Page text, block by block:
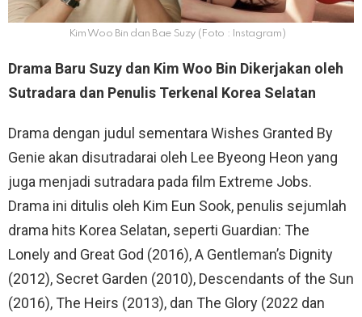
Kim Woo Bin dan Bae Suzy (Foto : Instagram)
Drama Baru Suzy dan Kim Woo Bin Dikerjakan oleh
Sutradara dan Penulis Terkenal Korea Selatan
Drama dengan judul sementara Wishes Granted By
Genie akan disutradarai oleh Lee Byeong Heon yang
juga menjadi sutradara pada film Extreme Jobs.
Drama ini ditulis oleh Kim Eun Sook, penulis sejumlah
drama hits Korea Selatan, seperti Guardian: The
Lonely and Great God (2016), A Gentleman’s Dignity
(2012), Secret Garden (2010), Descendants of the Sun
(2016), The Heirs (2013), dan The Glory (2022 dan